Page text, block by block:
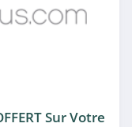
Sur Votre